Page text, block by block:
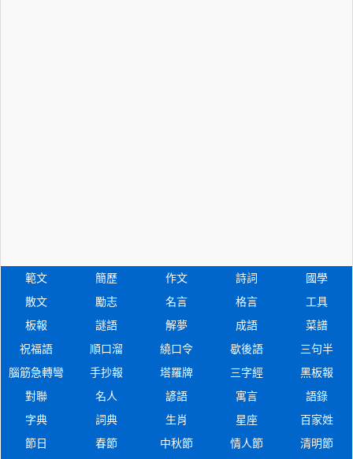
範文 簡歷 作文 詩詞
國學
散文
勵志 名言 格言
工具
板報
謎語 解夢 成語
菜譜
祝福語
順口溜 繞口令 歇後語
三句半
腦筋急轉彎
手抄報 塔羅牌 三字經
黑板報
對聯
名人 諺語 寓言
語錄
字典
詞典 生肖 星座
百家姓
節日
春節 中秋節 情人節 清明節